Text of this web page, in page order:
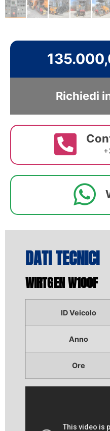
Richiedi
DATI TECNICI
WIRTGEN W100F
ID Veicolo
Anno
Ore